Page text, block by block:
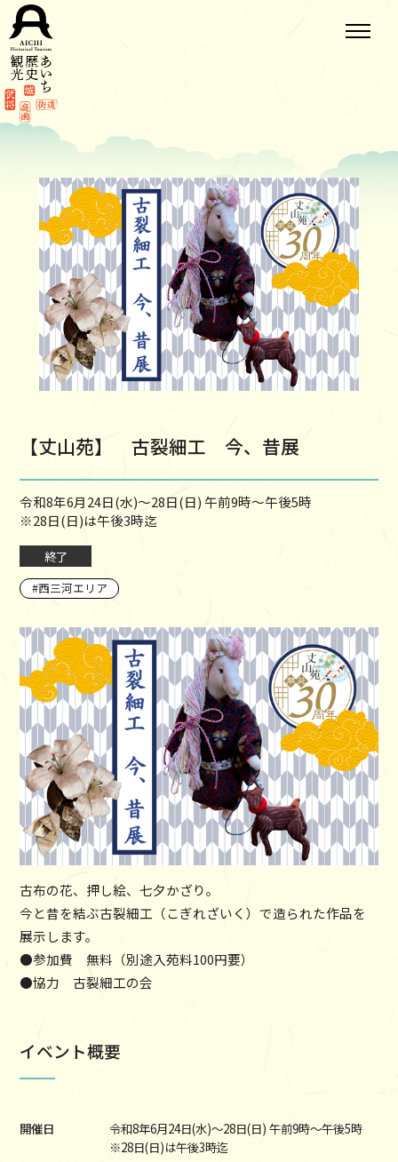
【丈山苑】 古裂細工 今、昔展
令和8年6月24日(水)～28日(日) 午前9時～午後5時
※28日(日)は午後3時迄
終了
西三河エリア
古布の花、押し絵、七夕かざり。
今と昔を結ぶ古裂細工（こぎれざいく）で造られた作品を
展示します。
●参加費 無料（別途入苑料100円要）
●協力 古裂細工の会
イベント概要
開催日
令和8年6月24日(水)～28日(日) 午前9時～午後5時
※28日(日)は午後3時迄